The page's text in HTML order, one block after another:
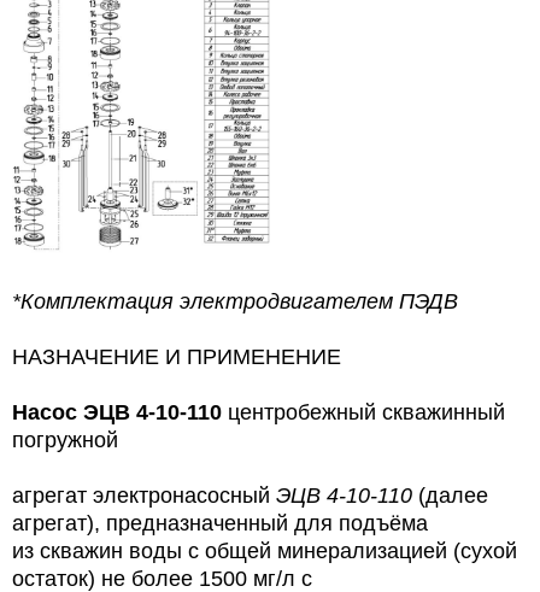
*Комплектация электродвигателем ПЭДВ
НАЗНАЧЕНИЕ И ПРИМЕНЕНИЕ
Насос ЭЦВ 4-10-110 центробежный скважинный
погружной
агрегат электронасосный ЭЦВ 4-10-110 (далее
агрегат), предназначенный для подъёма
из скважин воды с общей минерализацией (сухой
остаток) не более 1500 мг/л с